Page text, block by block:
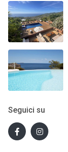
Seguici su